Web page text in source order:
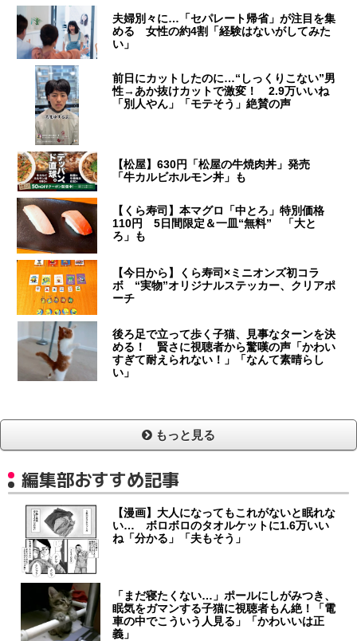
夫婦別々に…「セパレート帰省」が注目を集
める 女性の約4割「経験はないがしてみた
い」
前日にカットしたのに…“しっくりこない”男
性→あか抜けカットで激変！ 2.9万いいね
「別人やん」「モテそう」絶賛の声
【松屋】630円「松屋の牛焼肉丼」発売
「牛カルビホルモン丼」も
【くら寿司】本マグロ「中とろ」特別価格
110円 5日間限定＆一皿“無料” 「大と
ろ」も
【今日から】くら寿司×ミニオンズ初コラ
ボ “実物”オリジナルステッカー、クリアポ
ーチ
後ろ足で立って歩く子猫、見事なターンを決
める！ 賢さに視聴者から驚嘆の声「かわい
すぎて耐えられない！」「なんて素晴らし
い」
もっと見る
編集部おすすめ記事
【漫画】大人になってもこれがないと眠れな
い… ボロボロのタオルケットに1.6万いい
ね「分かる」「夫もそう」
「まだ寝たくない…」ポールにしがみつき、
眠気をガマンする子猫に視聴者もん絶！「電
車の中でこういう人見る」「かわいいは正
義」